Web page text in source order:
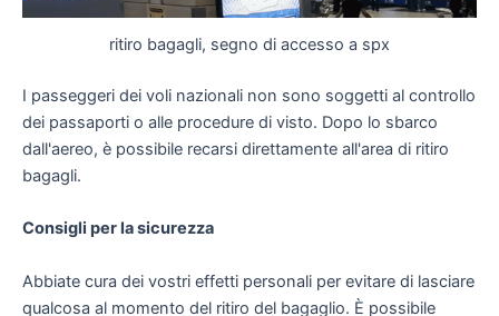
ritiro bagagli, segno di accesso a spx
I passeggeri dei voli nazionali non sono soggetti al controllo
dei passaporti o alle procedure di visto. Dopo lo sbarco
dall'aereo, è possibile recarsi direttamente all'area di ritiro
bagagli.
Consigli per la sicurezza
Abbiate cura dei vostri effetti personali per evitare di lasciare
qualcosa al momento del ritiro del bagaglio. È possibile